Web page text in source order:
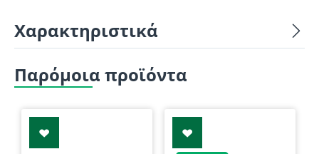
Χαρακτηριστικά
Παρόμοια προϊόντα